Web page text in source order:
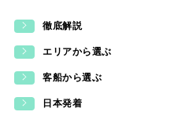
徹底解説
エリアから選ぶ
客船から選ぶ
日本発着